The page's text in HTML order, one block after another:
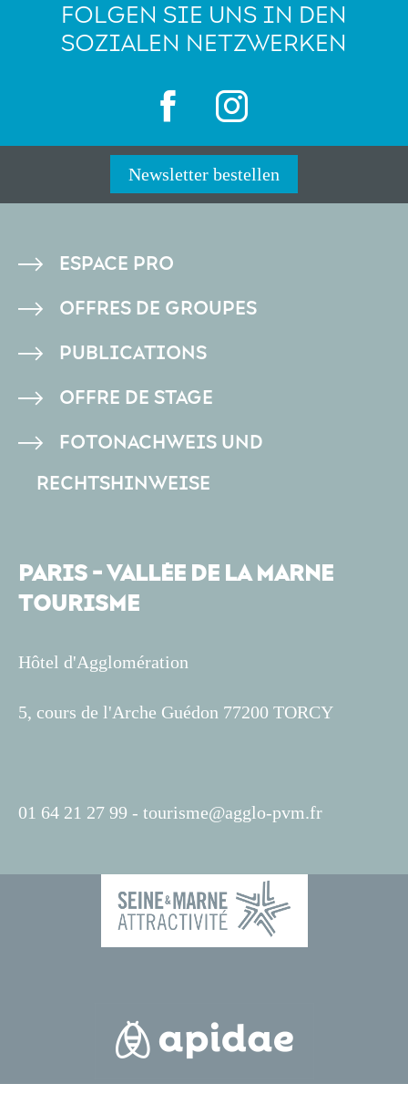
FOLGEN SIE UNS IN DEN
SOZIALEN NETZWERKEN
Newsletter bestellen
PIED
DE
ESPACE PRO
OFFRES DE GROUPES
PUBLICATIONS
OFFRE DE STAGE
FOTONACHWEIS UND
RECHTSHINWEISE
PARIS - VALLÉE DE LA MARNE
TOURISME
Hôtel d'Agglomération
5, cours de l'Arche Guédon 77200 TORCY
01 64 21 27 99 - tourisme@agglo-pvm.fr